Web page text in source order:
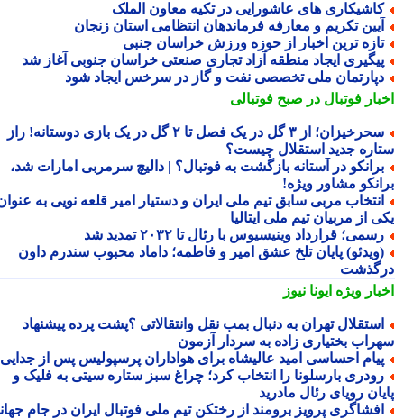
های عاشورایی در تکیه معاون الملک
تکریم و معارفه فرماندهان انتظامی استان زنجان
ترین اخبار از حوزه ورزش خراسان جنبی
ایجاد منطقه آزاد تجاری صنعتی خراسان جنوبی آغاز شد
ملی تخصصی نفت و گاز در سرخس ایجاد شود
فوتبال در صبح فوتبالی
سحرخیزان؛ از ۳ گل در یک فصل تا ۲ گل در یک بازی دوستانه! راز
جدید استقلال چیست؟
در آستانه بازگشت به فوتبال؟ | دالیچ سرمربی امارات شد،
مشاور ویژه!
مربی سابق تیم ملی ایران و دستیار امیر قلعه نویی به عنوان
از مربیان تیم ملی ایتالیا
قرارداد وینیسیوس با رئال تا ۲۰۳۲ تمدید شد
پایان تلخ عشق امیر و فاطمه؛ داماد محبوب سندرم داون
ویژهایونا نیوز
تهران به دنبال بمب نقل وانتقالاتی ؟پشت پرده پیشنهاد
بختیاری زاده به سردار آزمون
احساسی امید عالیشاه برای هواداران پرسپولیس پس از جدایی
بارسلونا را انتخاب کرد؛ چراغ سبز ستاره سیتی به فلیک و
رویای رئال مادرید
پرویز برومند از رختکن تیم ملی فوتبال ایران در جام جهانی